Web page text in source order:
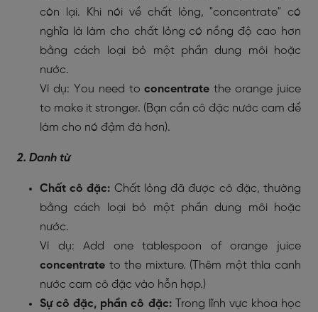
còn lại. Khi nói về chất lỏng, "concentrate" có
nghĩa là làm cho chất lỏng có nồng độ cao hơn
bằng cách loại bỏ một phần dung môi hoặc
nước.
Ví dụ: You need toconcentrate the orange juice
to make it stronger. (Bạn cần cô đặc nước cam để
làm cho nó đậm đà hơn).
2. Danh từ
Chất cô đặc: Chất lỏng đã được cô đặc, thường
bằng cách loại bỏ một phần dung môi hoặc
nước.
Ví dụ: Add one tablespoon of orange juice
concentrate to the mixture. (Thêm một thìa canh
nước cam cô đặc vào hỗn hợp.)
Sự cô đặc, phần cô đặc:
Trong lĩnh vực khoa học